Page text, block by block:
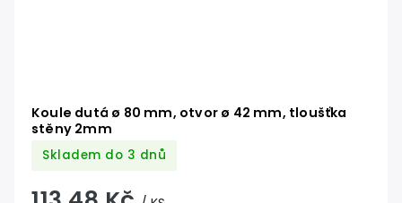
Koule dutá ø 80 mm, otvor ø 42 mm, tloušťka
stěny 2mm
Skladem do 3 dnů